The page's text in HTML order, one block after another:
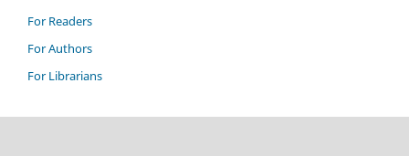
For Readers
For Authors
For Librarians